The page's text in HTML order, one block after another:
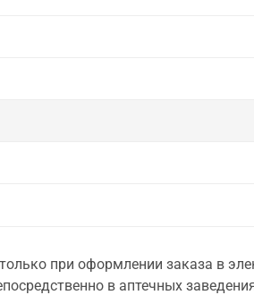
при оформлении заказа в
в аптечных